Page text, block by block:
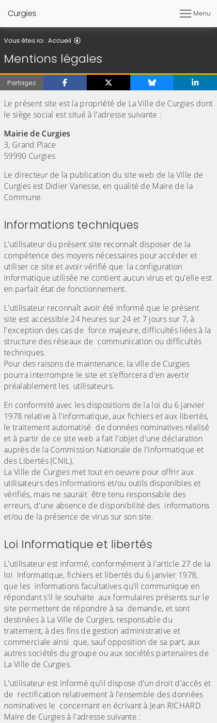
Curgies Menu
Vous êtes ici : Accueil
Mentions légales
Partagez
Le présent site est la propriété de La Ville de Curgies dont
le siège social est situé à l'adresse suivante :
Mairie de Curgies
3, Grand Place
59990 Curgies
Le directeur de la publication du site web de la Ville de
Curgies est Didier Vanesse, en qualité de Maire de la
Commune.
Informations techniques
L'utilisateur du présent site reconnaît disposer de la
compétence des moyens nécessaires pour accéder et
utiliser ce site et avoir vérifié que la configuration
informatique utilisée ne contient aucun virus et qu'elle est
en parfait état de fonctionnement.
L'utilisateur reconnaît avoir été informé que le présent
site est accessible 24 heures sur 24 et 7 jours sur 7, à
l'exception des cas de force majeure, difficultés liées à la
structure des réseaux de communication ou difficultés
techniques.
Pour des raisons de maintenance, la ville de Curgies
pourra interrompre le site et s'efforcera d'en avertir
préalablement les utilisateurs.
En conformité avec les dispositions de la loi du 6 janvier
1978 relative à l'informatique, aux fichiers et aux libertés,
le traitement automatisé de données nominatives réalisé
et à partir de ce site web a fait l'objet d'une déclaration
auprès de la Commission Nationale de l'Informatique et
des Libertés (CNIL).
La Ville de Curgies met tout en oeuvre pour offrir aux
utilisateurs des informations et/ou outils disponibles et
vérifiés, mais ne saurait être tenu responsable des
erreurs, d'une absence de disponibilité des informations
et/ou de la présence de virus sur son site.
Loi Informatique et libertés
L'utilisateur est informé, conformément à l'article 27 de la
loi Informatique, fichiers et libertés du 6 janvier 1978,
que les informations facultatives qu'il communique en
répondant s'il le souhaite aux formulaires présents sur le
site permettent de répondre à sa demande, et sont
destinées à La Ville de Curgies, responsable du
traitement, à des fins de gestion administrative et
commerciale ainsi que, sauf opposition de sa part, aux
autres sociétés du groupe ou aux sociétés partenaires de
La Ville de Curgies.
L'utilisateur est informé qu'il dispose d'un droit d'accès et
de rectification relativement à l'ensemble des données
nominatives le concernant en écrivant à Jean RICHARD
Maire de Curgies à l'adresse suivante :